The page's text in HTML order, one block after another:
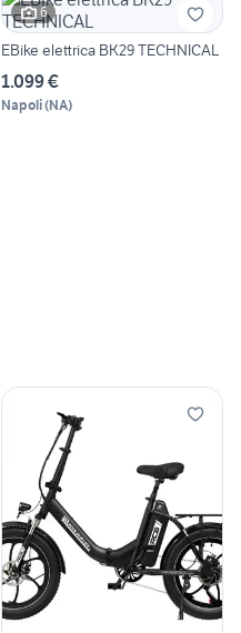
6
EBike elettrica BK29 TECHNICAL
1.099 €
Napoli(NA)